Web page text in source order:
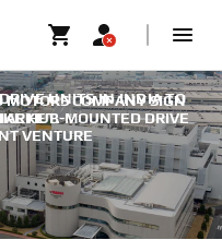
COMPANY SIGN
HUB-MOUNTED DRIVE
VENTURE
UNITS IN INDIA TO
|